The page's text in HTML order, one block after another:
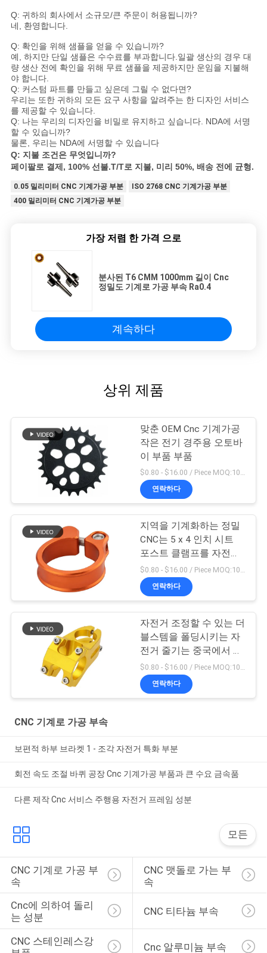
Q: 귀하의 회사에서 소규모/큰 주문이 허용됩니까?
네, 환영합니다.
Q: 확인을 위해 샘플을 얻을 수 있습니까?
예, 하지만 단일 샘플은 수수료를 부과합니다.일괄 생산의 경우 대
량 생산 전에 확인을 위해 무료 샘플을 제공하지만 운임을 지불해
야 합니다.
Q: 커스텀 파트를 만들고 싶은데 그릴 수 없다면?
우리는 또한 귀하의 모든 요구 사항을 알려주는 한 디자인 서비스
를 제공할 수 있습니다.
Q: 나는 우리의 디자인을 비밀로 유지하고 싶습니다. NDA에 서명
할 수 있습니까?
물론, 우리는 NDA에 서명할 수 있습니다
Q: 지불 조건은 무엇입니까?
페이팔로 결제, 100% 선불.T/T로 지불, 미리 50%, 배송 전에 균형.
0.05 밀리미터 CNC 기계가공 부분
ISO 2768 CNC 기계가공 부분
400 밀리미터 CNC 기계가공 부분
가장 저렴 한 가격 으로
분사된 T6 CMM 1000mm 길이 Cnc
정밀도 기계로 가공 부속 Ra0.4
계속하다
상위 제품
맞춘 OEM Cnc 기계가공
작은 전기 경주용 오토바
이 부품 부품
$0.80 - $16.00 / Piece MOQ:10개 부분
연락하다
지역을 기계화하는 정밀
CNC는 5 x 4 인치 시트
포스트 클램프를 자전거
로 갑니다
$0.80 - $16.00 / Piece MOQ:10개 부분
연락하다
자전거 조정할 수 있는 더
블스템을 폴딩시키는 자
전거 줄기는 중국에서 했
습니다
연락하다
CNC 기계로 가공 부속
보편적 하부 브라켓 1 - 조각 자전거 특화 부분
회전 속도 조절 바퀴 공장 Cnc 기계가공 부품과 큰 수요 금속품
다른 제작 Cnc 서비스 주행용 자전거 프레임 성분
모든
CNC 기계로 가공 부
속
CNC 맷돌로 가는 부
속
Cnc에 의하여 돌리
는 성분
CNC 티타늄 부속
CNC 스테인레스강
Cnc 알루미늄 부속